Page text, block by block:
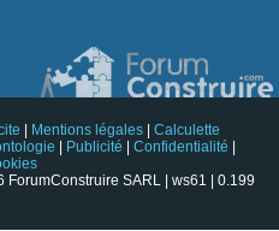
Mentions légales
Calculette
Publicité Confidentialité
SARL | ws61 | 0.199